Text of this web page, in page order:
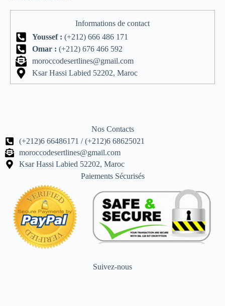
Informations de contact
Youssef : (+212) 666 486 171
Omar : (+212) 676 466 592
moroccodesertlines@gmail.com
Ksar Hassi Labied 52202, Maroc
Nos Contacts
(+212)6 66486171 / (+212)6 68625021
moroccodesertlines@gmail.com
Ksar Hassi Labied 52202, Maroc
Paiements Sécurisés
Suivez-nous